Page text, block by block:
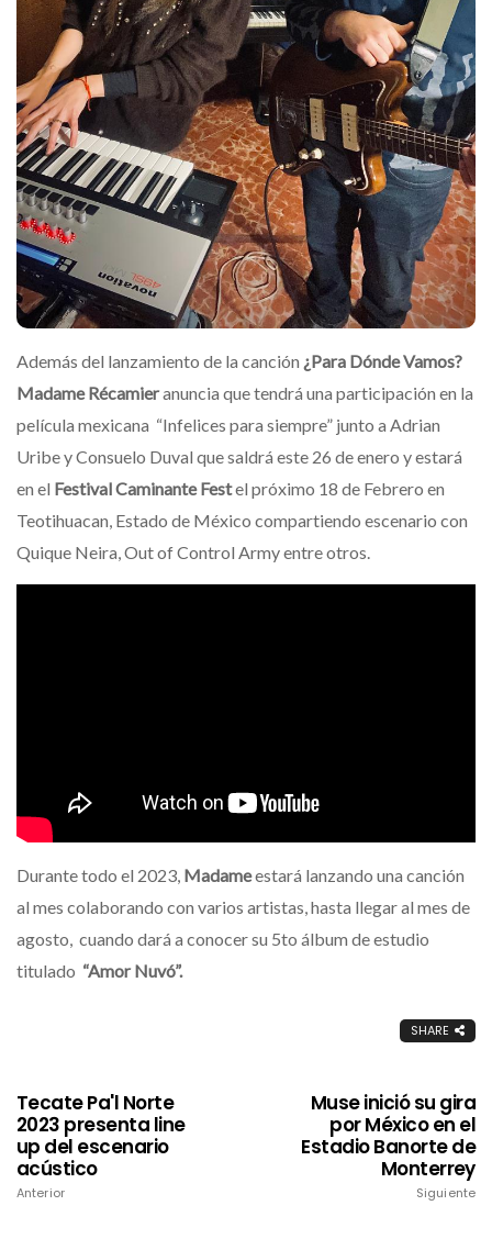
Además del lanzamiento de la canción ¿Para Dónde Vamos?
Madame Récamieranuncia que tendrá una participación en la
película mexicana “Infelices para siempre” junto a Adrian
Uribe y Consuelo Duval que saldrá este 26 de enero y estará
en el Festival Caminante Festel próximo 18 de Febrero en
Teotihuacan, Estado de México compartiendo escenario con
Quique Neira, Out of Control Army entre otros.
Durante todo el 2023, Madameestará lanzando una canción
al mes colaborando con varios artistas, hasta llegar al mes de
agosto, cuando dará a conocer su 5to álbum de estudio
titulado “Amor Nuvó”.
SHARE
Tecate Pa'l Norte
2023 presenta line
up del escenario
acústico
Anterior
Muse inició su gira
por México en el
Estadio Banorte de
Monterrey
Siguiente